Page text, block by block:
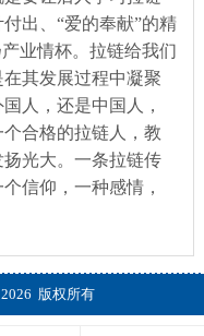
出、“爱的奉献”的精
业情杯。拉链给我们
其发展过程中凝聚
人，还是中国人，
合格的拉链人，教
光大。一条拉链传
信仰，一种感情，
版权所有